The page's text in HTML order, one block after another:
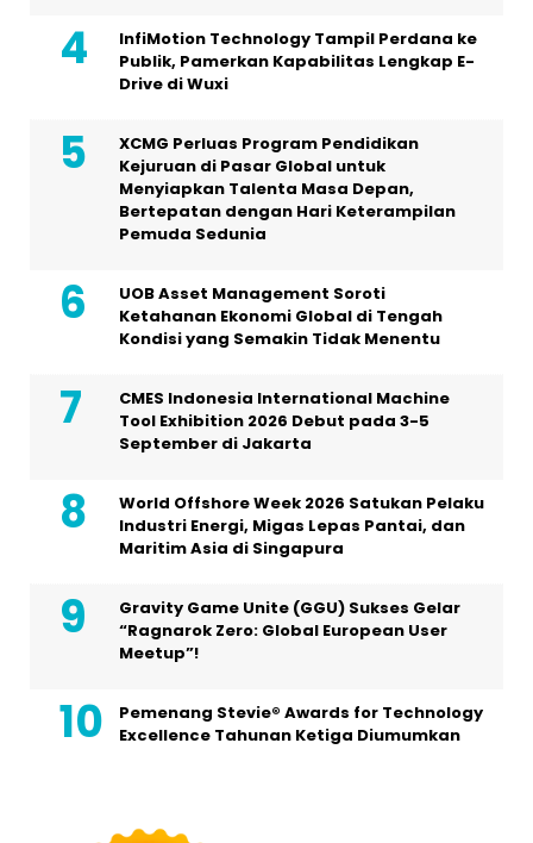
InfiMotion Technology Tampil Perdana ke
Publik, Pamerkan Kapabilitas Lengkap E-
Drive di Wuxi
XCMG Perluas Program Pendidikan
Kejuruan di Pasar Global untuk
Menyiapkan Talenta Masa Depan,
Bertepatan dengan Hari Keterampilan
Pemuda Sedunia
UOB Asset Management Soroti
Ketahanan Ekonomi Global di Tengah
Kondisi yang Semakin Tidak Menentu
CMES Indonesia International Machine
Tool Exhibition 2026 Debut pada 3-5
September di Jakarta
World Offshore Week 2026 Satukan Pelaku
Industri Energi, Migas Lepas Pantai, dan
Maritim Asia di Singapura
Gravity Game Unite (GGU) Sukses Gelar
“Ragnarok Zero: Global European User
Meetup”!
Pemenang Stevie® Awards for Technology
Excellence Tahunan Ketiga Diumumkan